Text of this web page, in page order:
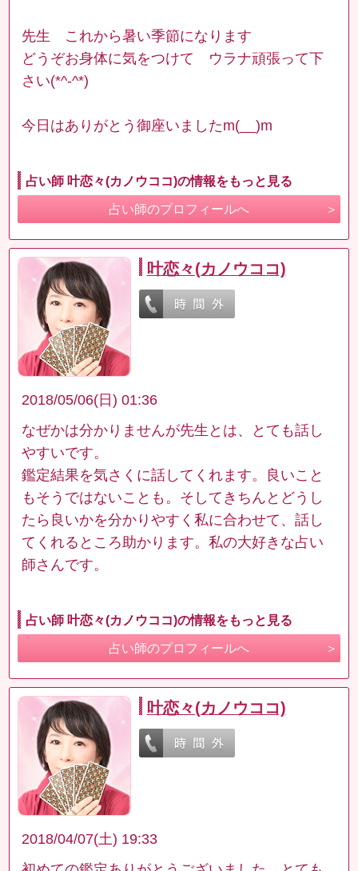
先生 これから暑い季節になります
どうぞお身体に気をつけて ウラナ頑張って下
さい(*^-^*)
今日はありがとう御座いましたm(__)m
占い師 叶恋々(カノウココ)の情報をもっと見る
占い師のプロフィールへ
叶恋々(カノウココ)
2018/05/06(日) 01:36
なぜかは分かりませんが先生とは、とても話し
やすいです。
鑑定結果を気さくに話してくれます。良いこと
もそうではないことも。そしてきちんとどうし
たら良いかを分かりやすく私に合わせて、話し
てくれるところ助かります。私の大好きな占い
師さんです。
占い師 叶恋々(カノウココ)の情報をもっと見る
占い師のプロフィールへ
叶恋々(カノウココ)
2018/04/07(土) 19:33